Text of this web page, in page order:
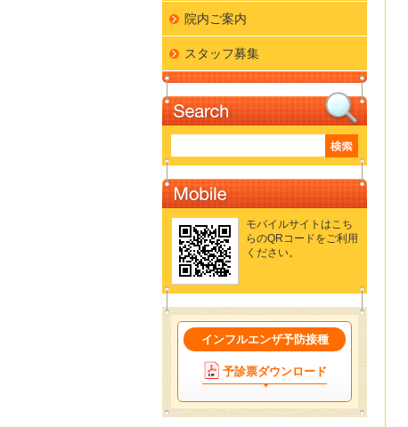
院内ご案内
スタッフ募集
モバイルサイトはこち
らのQRコードをご利用
ください。
インフルエンザ予防接種
予診票ダウンロード